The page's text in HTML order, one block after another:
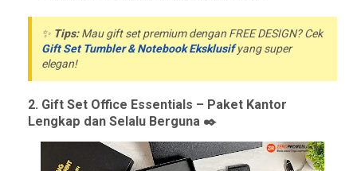
✨ Tips:Mau gift set premium dengan FREE DESIGN? Cek
Gift Set Tumbler & Notebook Eksklusifyang super
elegan!
2. Gift Set Office Essentials – Paket Kantor
Lengkap dan Selalu Berguna ✒️